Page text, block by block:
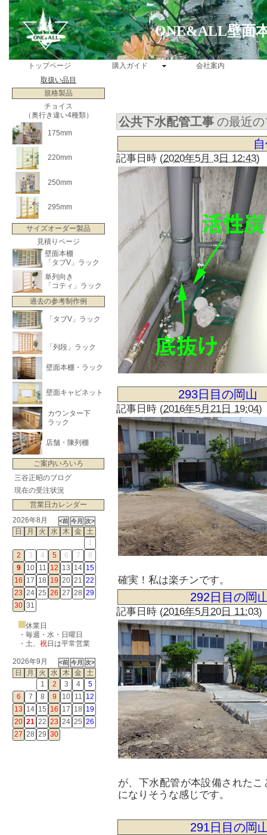
ONE&ALL壁面
トップページ 購入ガイド
会社案内
取扱い品目
規格製品
チョイス
（奥行き違い4種類）
175mm
220mm
250mm
295mm
サイズオーダー製品
見積りページ
壁面本棚
「タブV」ラック
単列向き
「コティ」ラック
過去の参考制作例
「タブV」ラック
「列段」ラック
壁面本棚・ラック
壁面キャビネット
カウンター下
ラック
店舗・陳列棚
ご案内いろいろ
三谷正昭のブログ
現在の受注状況
営業日カレンダー
2026年8月
日
月 火 水 木 金
土
1
2
3 4 5 6 7
8
9
10 11 12 13 14 15
16 17 18 19 20 21 22
23 24 25 26 27 28 29
30 31
休業日
・毎週・水・日曜日
・ 土、 祝日は平常営業
2026年9月
日
月 火 水 木 金
土
1
2 3 4
5
6
7 8 9 10 11 12
13 14 15 16 17 18 19
20 21 22 23 24 25 26
27 28 29 30
公共下水配管工事 の最近
記事日時 (2020年5月 3日 12:43)
293日目の岡山
記事日時 (2016年5月21日 19:04)
確実！私は楽チンです。
292日目の岡
記事日時 (2016年5月20日 11:03)
が、下水配管が本設備された
になりそうな感じです。
291日目の岡